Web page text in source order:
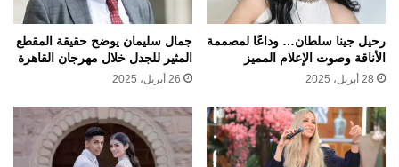
رحيل جينا سلطان… وداعًا لمصممة
الأناقة وصوت الإعلام المميز
28 أبريل، 2025
جمال سليمان يوضح حقيقة المقطع
المثير للجدل خلال مهرجان القاهرة
26 أبريل، 2025